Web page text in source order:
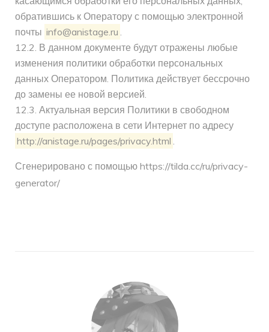
обратившись к Оператору с помощью электронной
почты info@anistage.ru .
12.2. В данном документе будут отражены любые
изменения политики обработки персональных
данных Оператором. Политика действует бессрочно
до замены ее новой версией.
12.3. Актуальная версия Политики в свободном
доступе расположена в сети Интернет по адресу
http://anistage.ru/pages/privacy.html .
Сгенерировано с помощью https://tilda.cc/ru/privacy-
generator/